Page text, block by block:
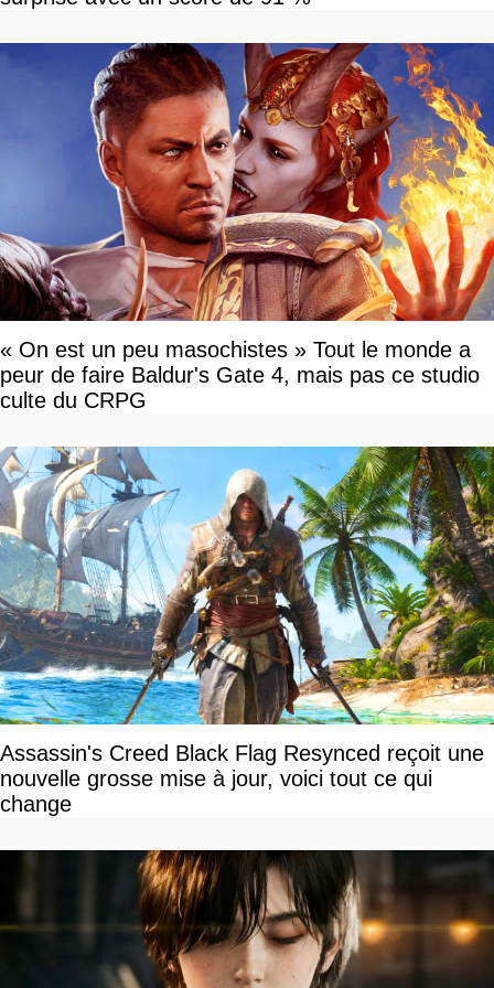
« On est un peu masochistes » Tout le monde a
peur de faire Baldur's Gate 4, mais pas ce studio
culte du CRPG
Assassin's Creed Black Flag Resynced reçoit une
nouvelle grosse mise à jour, voici tout ce qui
change